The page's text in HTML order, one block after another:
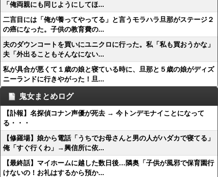
「俺両親にも同じようにしてほ...
二言目には「俺が養ってやってる」と言うモラハラ旦那がステージ２
の癌になった。子供の教育費の...
夫のダウンコートを買いにユニクロに行った。私「私も買おうかな」
夫「外出ることもそんなにない...
私が具合が悪くて１歳の娘と寝ている時に、旦那と５歳の娘がディズ
ニーランドに行きやがった！旦...
鬼女まとめログ
【訃報】名探偵コナン声優が死去 → 今トンデモナイことになって
る・・・
【修羅場】娘から電話「うちでお母さんと男の人がハダカで寝てる」
俺「すぐ行くわ」→興信所に依...
【最終話】マイホームに越した数日後…隣奥「子供が風邪で保育園行
けないの！お礼はするから預か...